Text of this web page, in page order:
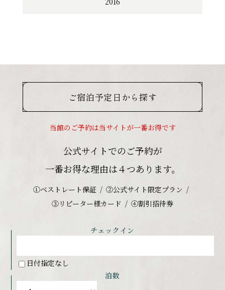
ご宿泊予定日から探す
当館のご予約は当サイトが一番お得です
公式サイトでのご予約が
一番お得な理由は４つあります。
①ベストレート保証
②公式サイト限定プラン
③リピーター様カード
④割引招待券
チェックイン
日付指定なし
泊数